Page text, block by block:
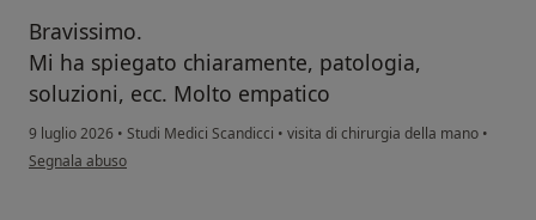
Bravissimo.
Mi ha spiegato chiaramente, patologia,
soluzioni, ecc. Molto empatico
9 luglio 2026 • Studi Medici Scandicci • visita di chirurgia della mano •
secondo l'opinione dell'utente M.B.
Segnala abuso